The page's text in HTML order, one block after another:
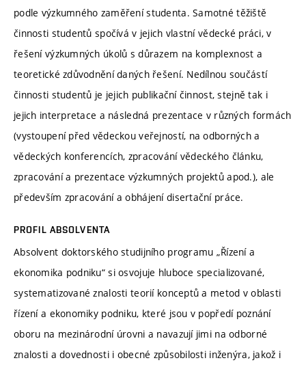
podle výzkumného zaměření studenta. Samotné těžiště
činnosti studentů spočívá v jejich vlastní vědecké práci, v
řešení výzkumných úkolů s důrazem na komplexnost a
teoretické zdůvodnění daných řešení. Nedílnou součástí
činnosti studentů je jejich publikační činnost, stejně tak i
jejich interpretace a následná prezentace v různých formách
(vystoupení před vědeckou veřejností, na odborných a
vědeckých konferencích, zpracování vědeckého článku,
zpracování a prezentace výzkumných projektů apod.), ale
především zpracování a obhájení disertační práce.
PROFIL ABSOLVENTA
Absolvent doktorského studijního programu „Řízení a
ekonomika podniku“ si osvojuje hluboce specializované,
systematizované znalosti teorií konceptů a metod v oblasti
řízení a ekonomiky podniku, které jsou v popředí poznání
oboru na mezinárodní úrovni a navazují jimi na odborné
znalosti a dovednosti i obecné způsobilosti inženýra, jakož i